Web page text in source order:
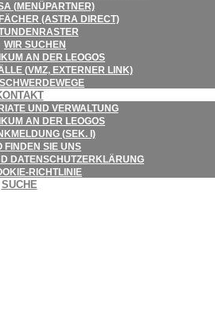
(MENÜ­PART­NER)
(ASTRA DIRECT)
WIR SUCHEN
AN DER LEOGOS
(VMZ, EXTER­NER LINK)
UND VERWALTUNG
AN DER LEOGOS
(SEK. I)
FIN­DEN SIE UNS
DATENSCHUTZERKLÄRUNG
RICHT­LI­NIE
SUCHE